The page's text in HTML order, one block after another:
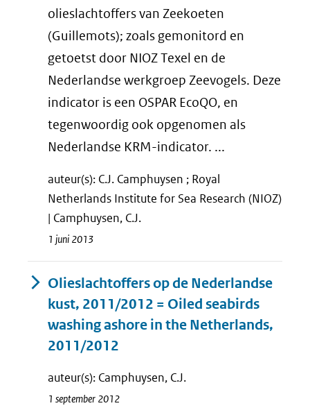
olieslachtoffers van Zeekoeten
(Guillemots); zoals gemonitord en
getoetst door NIOZ Texel en de
Nederlandse werkgroep Zeevogels. Deze
indicator is een OSPAR EcoQO, en
tegenwoordig ook opgenomen als
Nederlandse KRM-indicator. ...
auteur(s): C.J. Camphuysen ; Royal
Netherlands Institute for Sea Research (NIOZ)
| Camphuysen, C.J.
1 juni 2013
Olieslachtoffers op de Nederlandse
kust, 2011/2012 = Oiled seabirds
washing ashore in the Netherlands,
2011/2012
auteur(s): Camphuysen, C.J.
1 september 2012